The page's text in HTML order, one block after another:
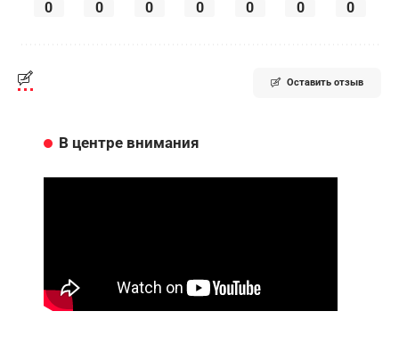
0 0 0 0 0 0 0
Оставить отзыв
В центре внимания